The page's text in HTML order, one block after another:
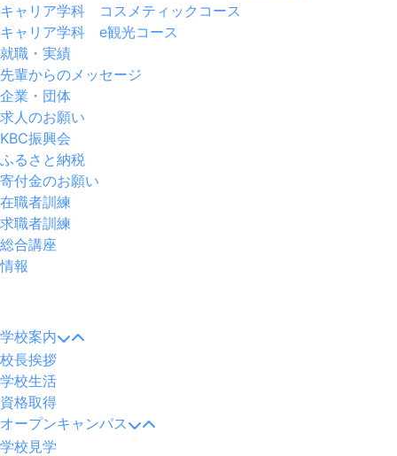
キャリア学科 コスメティックコース
キャリア学科 e観光コース
就職・実績
先輩からのメッセージ
企業・団体
求人のお願い
KBC振興会
ふるさと納税
寄付金のお願い
在職者訓練
求職者訓練
総合講座
情報
ニ
ュ
ー
学校案内
校長挨拶
学校生活
資格取得
オープンキャンパス
学校見学